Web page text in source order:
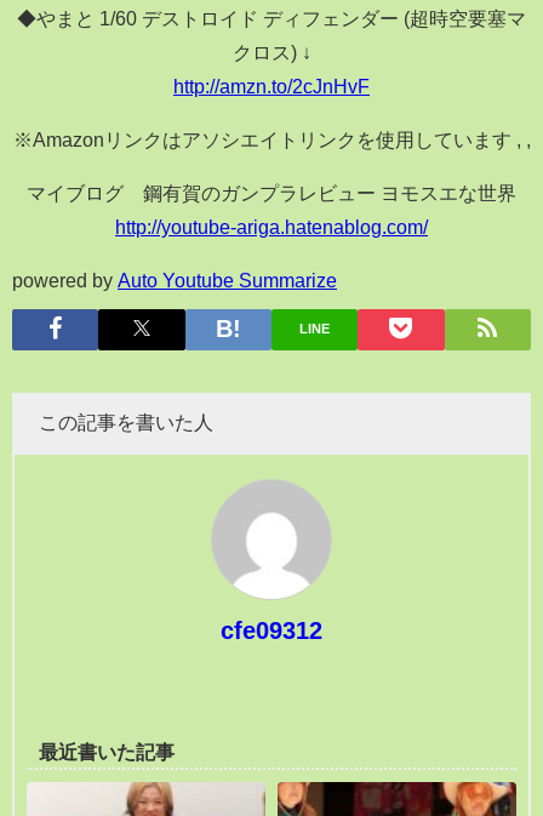
◆やまと 1/60 デストロイド ディフェンダー (超時空要塞マ
クロス) ↓
http://amzn.to/2cJnHvF
※Amazonリンクはアソシエイトリンクを使用しています , ,
マイブログ 鋼有賀のガンプラレビュー ヨモスエな世界
http://youtube-ariga.hatenablog.com/
powered by Auto Youtube Summarize
LINE
この記事を書いた人
cfe09312
最近書いた記事